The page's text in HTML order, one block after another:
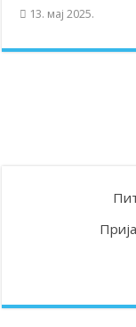
13. мај 2025.